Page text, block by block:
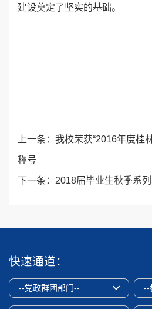
建设奠定了坚实的基础。
上一条： 我校荣获“2016年度桂
称号
下一条： 2018届毕业生秋季系
快速通道：
--党政群团部门-- --